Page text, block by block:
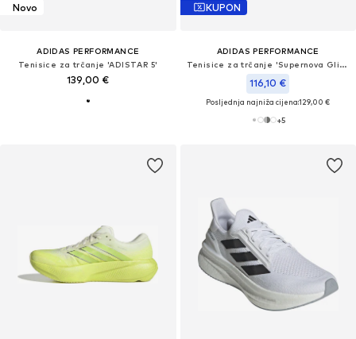
Novo
ADIDAS PERFORMANCE
Tenisice za trčanje 'ADISTAR 5'
139,00 €
KUPON
ADIDAS PERFORMANCE
Tenisice za trčanje 'Supernova Glide'
116,10 €
Posljednja najniža cijena:129,00 €
+5